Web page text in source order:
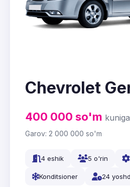
Chevrolet
400 000 so'm kuniga
Garov: 2 000 000 so'm
4 eshik 5 o'rin
Konditsioner 24